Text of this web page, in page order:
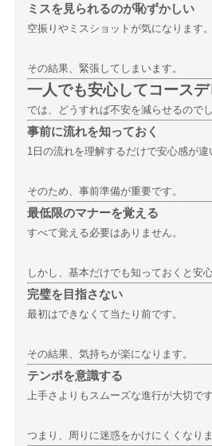
ミスを見られるのが恥ずかしい
空振りやミスショットが気になります。
その結果、緊張してしまいます。
一人でも安心してコース
では、どうすれば不安を減らせるのでし
事前に流れを知っておく
1日の流れを理解するだけで安心感が違
そのため、事前準備が重要です。
最低限のマナーを覚える
すべて覚える必要はありません。
しかし、基本だけでも知っておくと安心
完璧を目指さない
最初はできなくて当たり前です。
その結果、気持ちが楽になります。
テンポを意識する
上手さよりもスムーズな進行が大切です
つまり、周りに迷惑をかけにくくなりま